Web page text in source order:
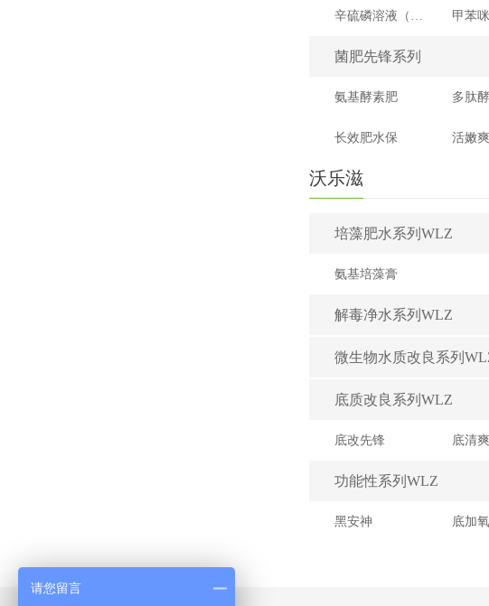
辛硫磷溶液（水产用）
菌肥先锋系列
氨基酵素肥 多肽
长效肥水保 活嫩爽
沃乐滋
培藻肥水系列WLZ
氨基培藻膏
解毒净水系列WLZ
微生物水质改良系列
底质改良系列WLZ
底改先锋 底清爽
功能性系列WLZ
黑安神 底加氧
请您留言